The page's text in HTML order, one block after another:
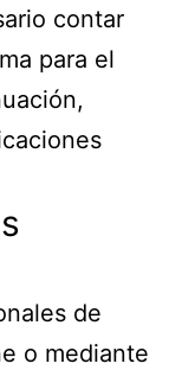
contar
para el
de
o mediante